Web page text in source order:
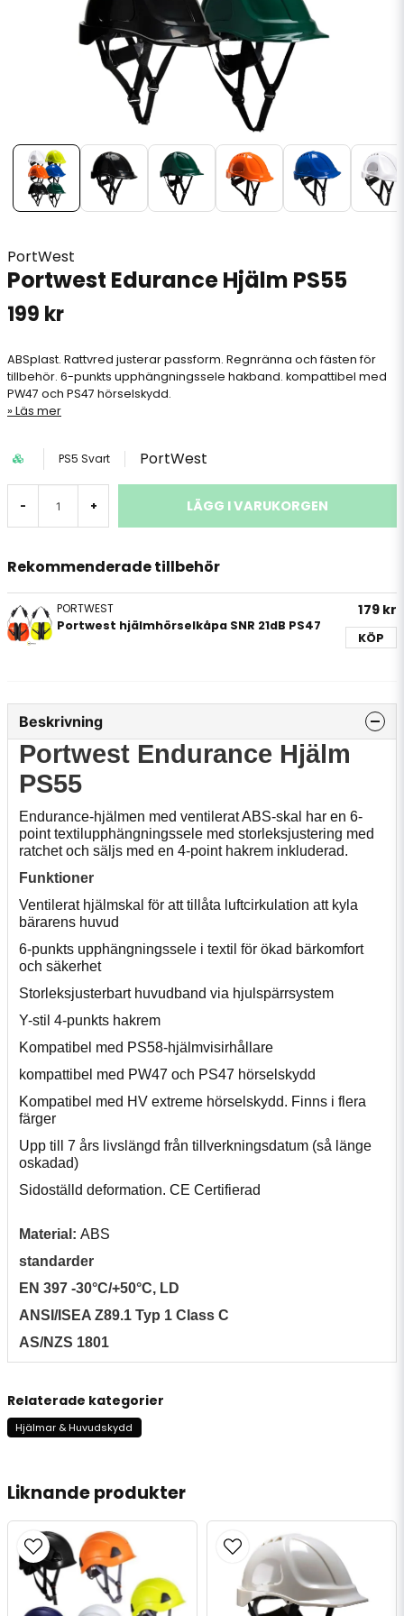
PortWest
Portwest Edurance Hjälm PS55
199 kr
ABSplast. Rattvred justerar passform. Regnränna och fästen för
tillbehör. 6-punkts upphängningssele hakband. kompattibel med
PW47 och PS47 hörselskydd.
Läs mer
PS5 Svart PortWest
- + LÄGG I VARUKORGEN
Rekommenderade tillbehör
PORTWEST
Portwest hjälmhörselkåpa SNR 21dB PS47
179 kr
KÖP
Liknande produkter
Beskrivning
Portwest Endurance Hjälm
PS55
Endurance-hjälmen med ventilerat ABS-skal har en 6-
point textilupphängningssele med storleksjustering med
ratchet och säljs med en 4-point hakrem inkluderad.
Funktioner
Ventilerat hjälmskal för att tillåta luftcirkulation att kyla
bärarens huvud
6-punkts upphängningssele i textil för ökad bärkomfort
och säkerhet
Storleksjusterbart huvudband via hjulspärrsystem
Y-stil 4-punkts hakrem
Kompatibel med PS58-hjälmvisirhållare
kompattibel med PW47 och PS47 hörselskydd
Kompatibel med HV extreme hörselskydd. Finns i flera
färger
Upp till 7 års livslängd från tillverkningsdatum (så länge
oskadad)
Sidoställd deformation. CE Certifierad
Material: ABS
standarder
EN 397 -30°C/+50°C, LD
ANSI/ISEA Z89.1 Typ 1 Class C
AS/NZS 1801
Relaterade kategorier
Hjälmar & Huvudskydd